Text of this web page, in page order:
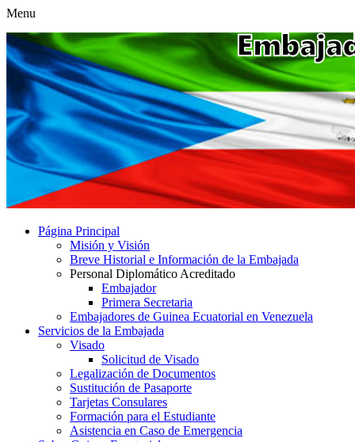
Menu
Página Principal
Misión y Visión
Breve Historial e Información de la Embajada
Personal Diplomático Acreditado
Embajador
Primera Secretaria
Embajadores de Guinea Ecuatorial en Venezuela
Servicios de la Embajada
Visado
Solicitud de Visado
Legalización de Documentos
Sustitución de Pasaporte
Tarjetas Consulares
Formación para el Estudiante
Asistencia en Caso de Emergencia